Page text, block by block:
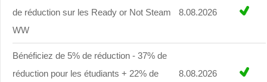
de réduction sur les Ready or Not Steam
WW
8.08.2026
Bénéficiez de 5% de réduction - 37% de
réduction pour les étudiants + 22% de
8.08.2026